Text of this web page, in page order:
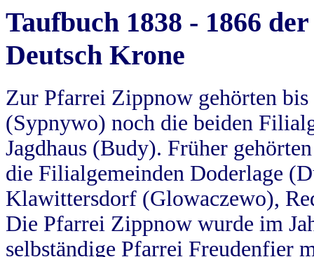
Taufbuch 1838 - 1866
Deutsch Krone
Zur Pfarrei Zippnow gehörten
(Sypnywo) noch die beiden
Jagdhaus (Budy). Früher
die Filialgemeinden Doderlage
Klawittersdorf (Glowaczewo),
Die Pfarrei Zippnow wurde im
selbständige Pfarrei Freudenfier